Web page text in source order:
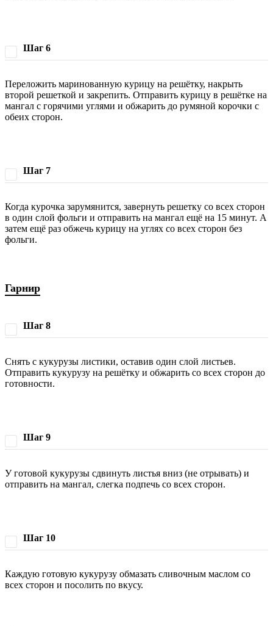
Шаг 6
Переложить маринованную курицу на решётку, накрыть
второй решеткой и закрепить. Отправить курицу в решётке на
мангал с горячими углями и обжарить до румяной корочки с
обеих сторон.
Шаг 7
Когда курочка зарумянится, завернуть решетку со всех сторон
в один слой фольги и отправить на мангал ещё на 15 минут. А
затем ещё раз обжечь курицу на углях со всех сторон без
фольги.
Гарнир
Шаг 8
Снять с кукурузы листики, оставив один слой листьев.
Отправить кукурузу на решётку и обжарить со всех сторон до
готовности.
Шаг 9
У готовой кукурузы сдвинуть листья вниз (не отрывать) и
отправить на мангал, слегка подпечь со всех сторон.
Шаг 10
Каждую готовую кукурузу обмазать сливочным маслом со
всех сторон и посолить по вкусу.